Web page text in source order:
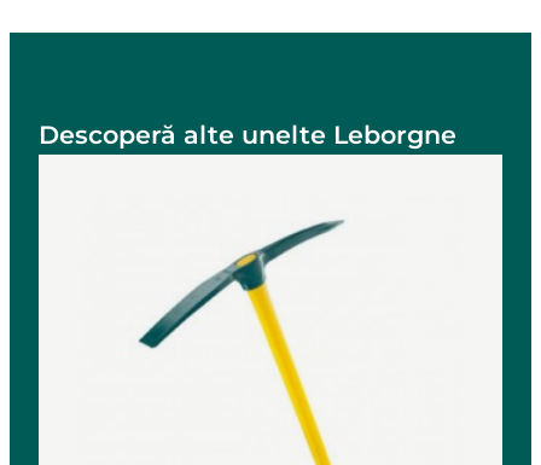
Descoperă alte unelte Leborgne